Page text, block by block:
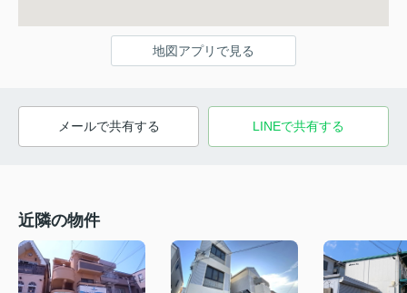
地図アプリで見る
メールで共有する LINEで共有する
近隣の物件